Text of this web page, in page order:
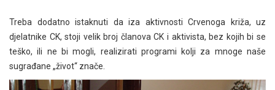
Treba dodatno istaknuti da iza aktivnosti Crvenoga križa, uz
djelatnike CK, stoji velik broj članova CK i aktivista, bez kojih bi se
teško, ili ne bi mogli, realizirati programi kolji za mnoge naše
sugrađane „život“ znače.